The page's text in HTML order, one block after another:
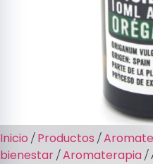
Inicio / Productos /
bienestar /Aromaterapia /